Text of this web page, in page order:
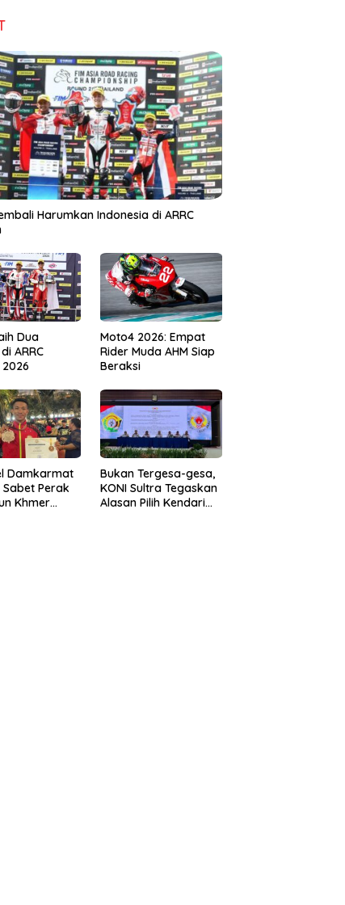
Harumkan Indonesia di ARRC
Dua
ARRC
Moto4 2026: Empat
Rider Muda AHM Siap
Beraksi
Damkarmat
Perak
Khmer
Bukan Tergesa-gesa,
KONI Sultra Tegaskan
Alasan Pilih Kendari